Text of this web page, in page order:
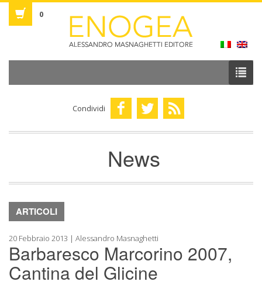
0
Condividi
News
ARTICOLI
20 Febbraio 2013 | Alessandro Masnaghetti
Barbaresco Marcorino 2007,
Cantina del Glicine